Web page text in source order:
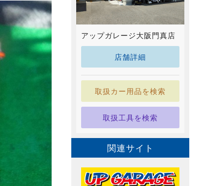
アップガレージ大阪門真店
店舗詳細
取扱カー用品を検索
取扱工具を検索
関連サイト